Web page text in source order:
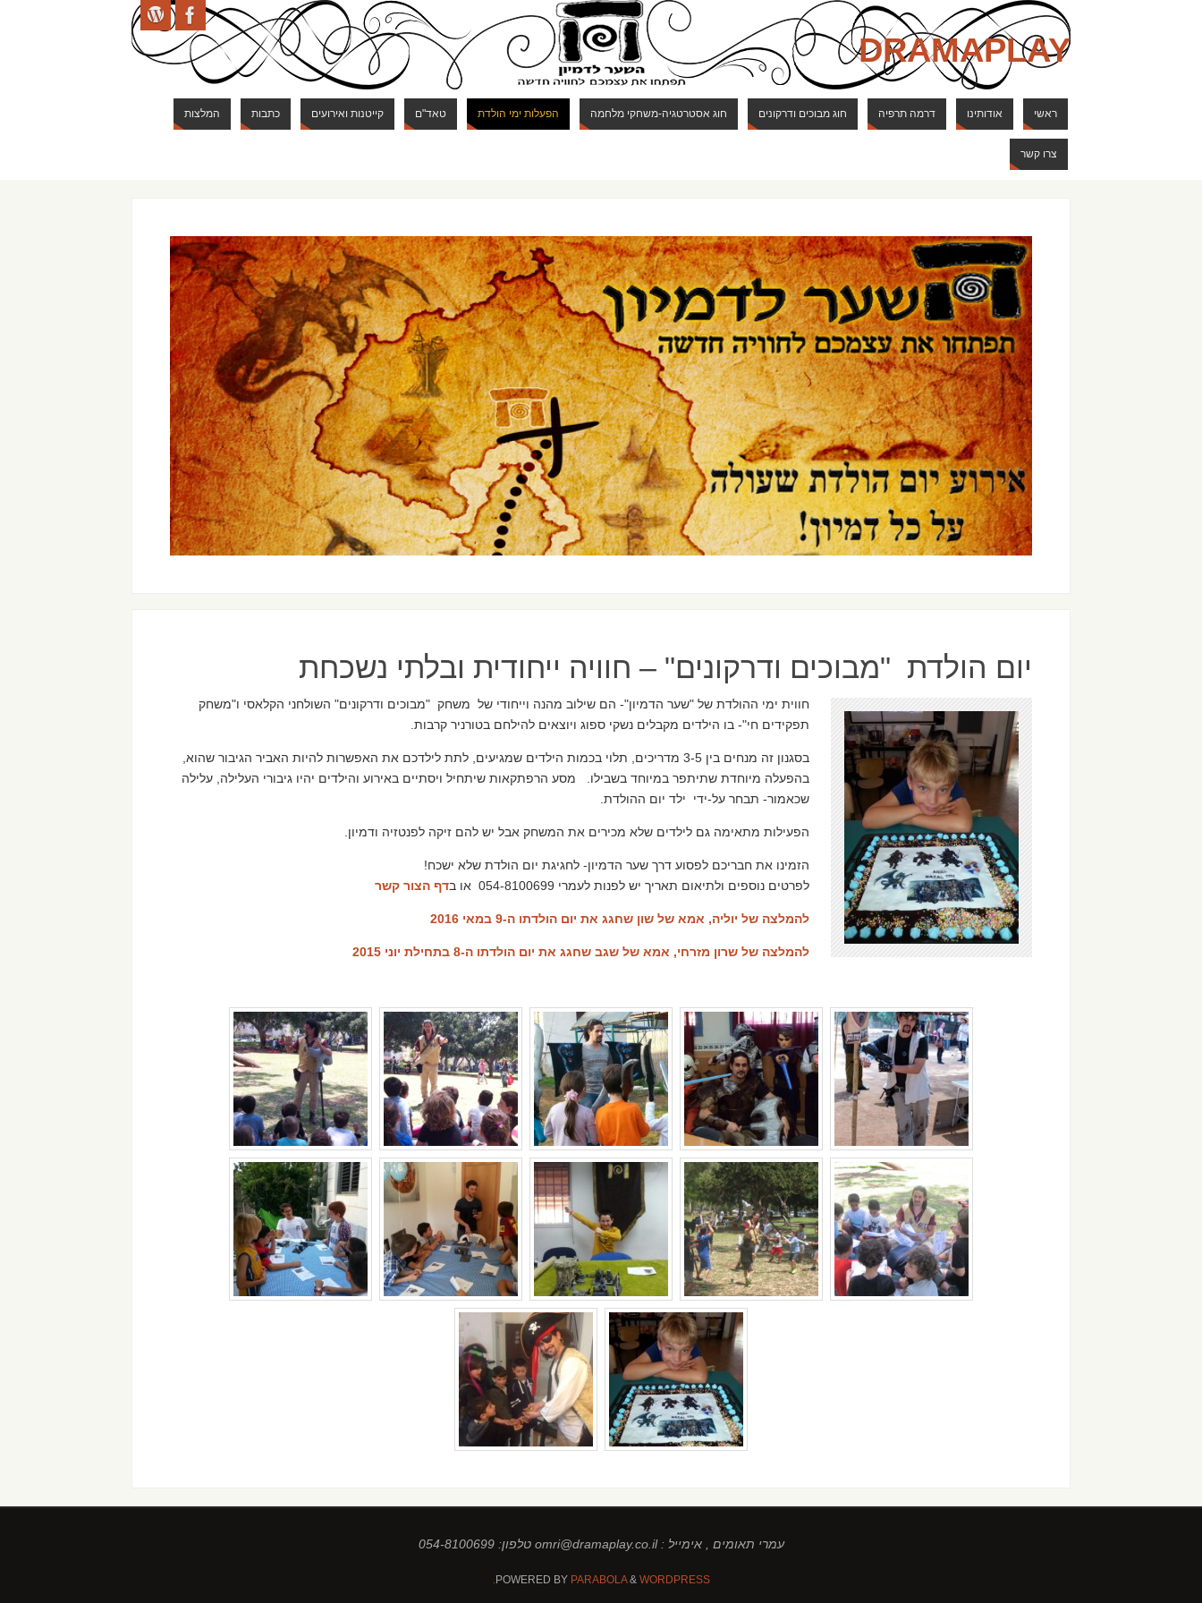
DRAMAPLAY
ראשי אודותינו דרמה תרפיה חוג מבוכים ודרקונים חוג אסטרטגיה-משחקי מלחמה הפעלות ימי הולדת טאד"ם קייטנות ואירועים כתבות המלצות
צרו קשר
יום הולדת "מבוכים ודרקונים" – חוויה ייחודית ובלתי נשכחת
חווית ימי ההולדת של "שער הדמיון"- הם שילוב מהנה וייחודי של משחק "מבוכים ודרקונים" השולחני הקלאסי ו"משחק
תפקידים חי"- בו הילדים מקבלים נשקי ספוג ויוצאים להילחם בטורניר קרבות.
בסגנון זה מנחים בין 3-5 מדריכים, תלוי בכמות הילדים שמגיעים,
לתת לילדכם את האפשרות להיות האביר הגיבור שהוא,
בהפעלה מיוחדת שתיתפר במיוחד בשבילו. מסע הרפתקאות שיתחיל ויסתיים באירוע והילדים יהיו גיבורי העלילה, עלילה
שכאמור- תבחר על-ידי ילד יום ההולדת.
הפעילות מתאימה גם לילדים שלא מכירים את המשחק אבל יש להם זיקה לפנטזיה ודמיון.
הזמינו את חבריכם לפסוע דרך שער הדמיון- לחגיגת יום הולדת שלא ישכח!
לפרטים נוספים ולתיאום תאריך יש לפנות לעמרי 054-8100699 או ב
דף הצור קשר
להמלצה של יוליה, אמא של שון שחגג את יום הולדתו ה-9 במאי 2016
להמלצה של שרון מזרחי, אמא של שגב שחגג את יום הולדתו ה-8 בתחילת יוני 2015
עמרי תאומים , אימייל : omri@dramaplay.co.il טלפון: 054-8100699
POWERED BY PARABOLA& WORDPRESS.